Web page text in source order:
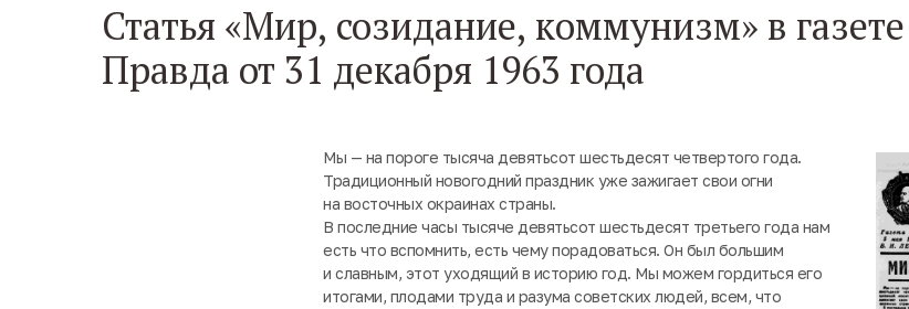
Статья «Мир, созидание, коммунизм» в газете
Правда от 31 декабря 1963 года
Мы — на пороге тысяча девятьсот шестьдесят четвертого года.
Традиционный новогодний праздник уже зажигает свои огни
на восточных окраинах страны.
В последние часы тысяче девятьсот шестьдесят третьего года нам
есть что вспомнить, есть чему порадоваться. Он был большим
и славным, этот уходящий в историю год. Мы можем гордиться его
итогами, плодами труда и разума советских людей, всем, что